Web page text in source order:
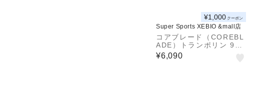
¥1,000 クーポン
Super Sports XEBIO &mall店
コアブレード（COREBL
ADE）トランポリン 90c
m 耐荷重110kg 自宅 室
内 あそび フィットネス
¥6,090